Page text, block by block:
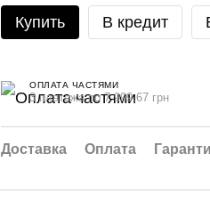
Купить В кредит
ОПЛАТА ЧАСТЯМИ
3 платежа по 7 999.67 грн
Доставка Оплата